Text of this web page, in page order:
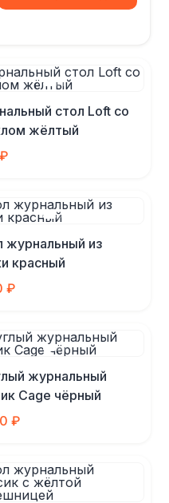
стол Loft со
жёлтый
журнальный из
красный
₽
журнальный
Cage чёрный
₽